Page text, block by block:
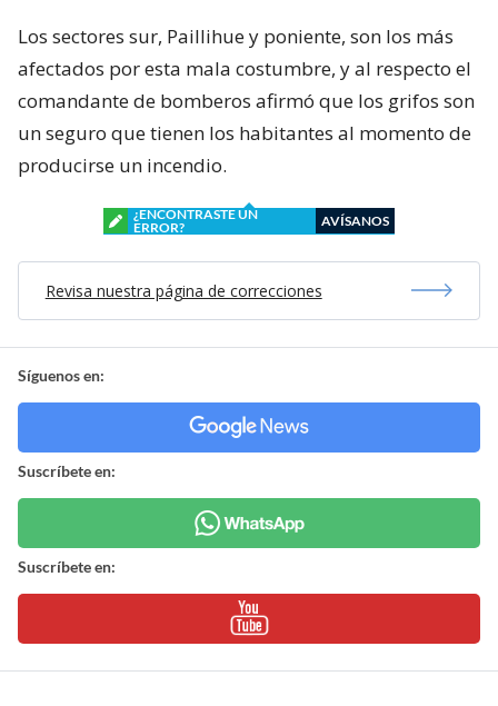
Los sectores sur, Paillihue y poniente, son los más
afectados por esta mala costumbre, y al respecto el
comandante de bomberos afirmó que los grifos son
un seguro que tienen los habitantes al momento de
producirse un incendio.
¿ENCONTRASTE UN
ERROR?
AVÍSANOS
Revisa nuestra página de correcciones
Síguenos en:
Suscríbete en:
Suscríbete en: